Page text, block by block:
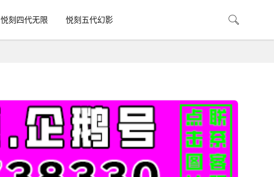
悦刻四代无限 悦刻五代幻影